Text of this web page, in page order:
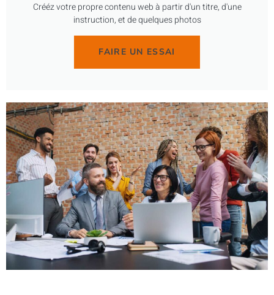
Crééz votre propre contenu web à partir d'un titre, d'une
instruction, et de quelques photos
FAIRE UN ESSAI